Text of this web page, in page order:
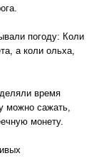
погоду: Коли
а коли ольха,
время
можно сажать,
монету.